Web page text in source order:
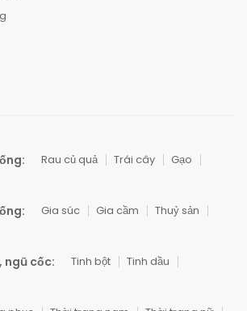
Rau củ quả Trái cây
Gạo
Gia súc Gia cầm
Thuỷ sản
ngũ cốc: Tinh bột
Tinh dầu